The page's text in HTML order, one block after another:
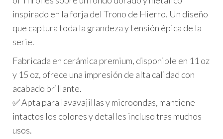
inspirado en la forja del Trono de Hierro. Un diseño
que captura toda la grandeza y tensión épica de la
serie.
Fabricada en cerámica premium, disponible en 11 oz
y 15 oz, ofrece una impresión de alta calidad con
acabado brillante.
✅ Apta para lavavajillas y microondas, mantiene
intactos los colores y detalles incluso tras muchos
usos.